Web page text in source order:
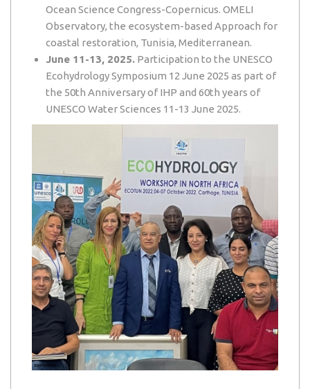
Ocean Science Congress-Copernicus. OMELI
Observatory, the ecosystem-based Approach for
coastal restoration, Tunisia, Mediterranean.
June 11-13, 2025. Participation to the UNESCO
Ecohydrology Symposium 12 June 2025 as part of
the 50th Anniversary of IHP and 60th years of
UNESCO Water Sciences 11-13 June 2025.